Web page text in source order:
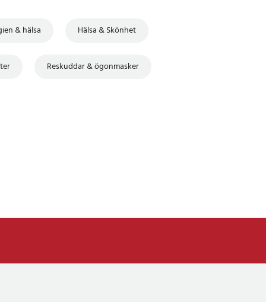
& hälsa Hälsa & Skönhet
Reskuddar & ögonmasker